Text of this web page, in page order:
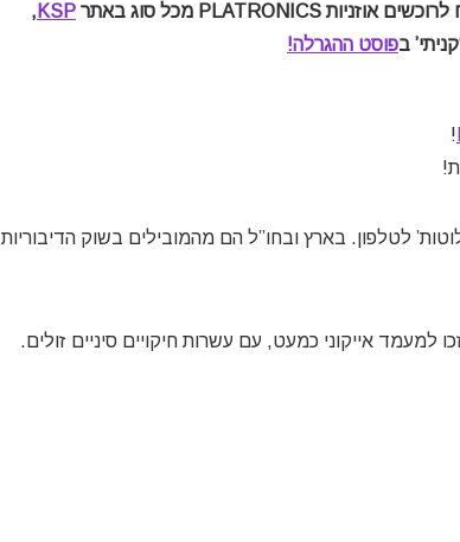
KSP
,
בפוסט ההגרלה!
!
לטלפון. בארץ ובחו”ל הם מהמובילים בשוק הדיבוריות
למעמד אייקוני כמעט, עם עשרות חיקויים סיניים זולים.